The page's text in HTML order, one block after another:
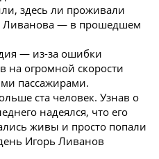
здесь ли проживали
Ливанова — в прошедшем
— из-за ошибки
на огромной скорости
пассажирами.
ста человек. Узнав о
надеялся, что его
живы и просто попали
Игорь Ливанов